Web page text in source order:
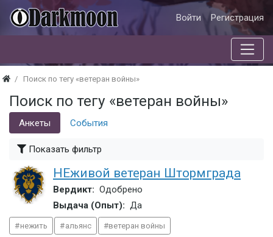
Войти Регистрация
Поиск по тегу «ветеран войны»
Поиск по тегу «ветеран войны»
Анкеты События
Показать фильтр
НЕживой ветеран Штормграда
Вердикт: Одобрено
Выдача (Опыт): Да
нежить альянс ветеран войны